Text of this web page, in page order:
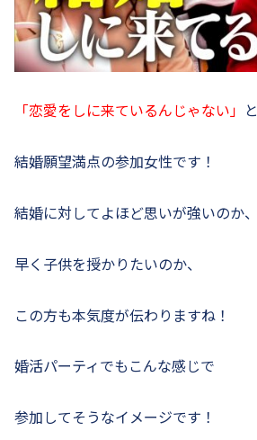
「恋愛をしに来ているんじゃない」 と
結婚願望満点の参加女性です！
結婚に対してよほど思いが強いのか、
早く子供を授かりたいのか、
この方も本気度が伝わりますね！
婚活パーティでもこんな感じで
参加してそうなイメージです！